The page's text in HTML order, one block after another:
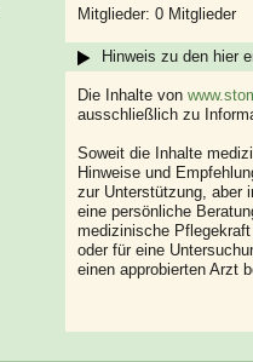
Mitglieder: 0 Mitglieder
Hinweis zu den hier
Die Inhalte von
ausschließlich zu
Soweit die Inhalte
Hinweise und
zur Unterstützung, aber
eine persönliche
medizinische
oder für eine
einen approbierten Arzt